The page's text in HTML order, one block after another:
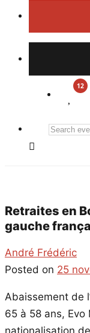
Search
Retraites en
gauche
André Frédéric
Posted on 25
Abaissement de
65 à 58 ans, Evo
nationalisation